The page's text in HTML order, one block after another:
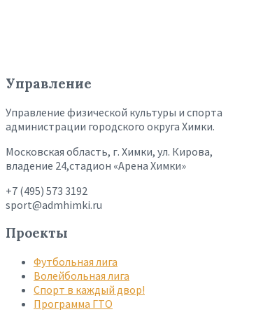
Управление
Управление физической культуры и спорта
администрации городского округа Химки.
Московская область, г. Химки, ул. Кирова,
владение 24,стадион «Арена Химки»
+7 (495) 573 3192
sport@admhimki.ru
Проекты
Футбольная лига
Волейбольная лига
Спорт в каждый двор!
Программа ГТО